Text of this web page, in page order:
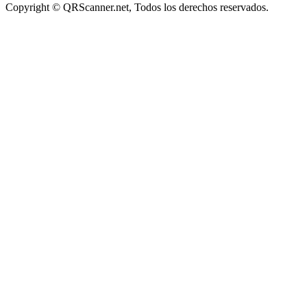
Copyright © QRScanner.net, Todos los derechos reservados.